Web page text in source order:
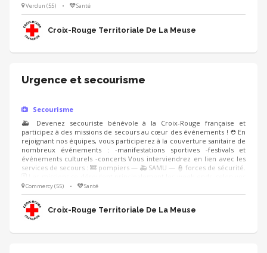
gestion et l’organisation du matériel -Les inventaires et le suivi des
consommables -La préparation et le rangement des véhicules -
L’appui aux événements
Verdun (55) • Santé
Croix-Rouge Territoriale De La Meuse
Urgence et secourisme
Secourisme
🚑 Devenez secouriste bénévole à la Croix-Rouge française et
participez à des missions de secours au cœur des événements ! ⛑️ En
rejoignant nos équipes, vous participerez à la couverture sanitaire de
nombreux événements : -manifestations sportives -festivals et
événements culturels -concerts Vous interviendrez en lien avec les
services de secours : 🚒 pompiers — 🚑 SAMU — 👮 forces de sécurité.
disponibilités. 🤝 Que vous soyez déjà formé ou débutant, nous vous
accompagnons avec des formations adaptées pour rejoindre
progressivement les équipes. 👉 Rejoignez une équipe dynamique,
engagée et solidaire
Commercy (55) • Santé
Croix-Rouge Territoriale De La Meuse